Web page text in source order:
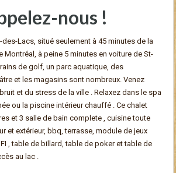
nous !
Lacs, situé seulement à 45 minutes de la
Montréal, à peine 5 minutes en voiture de St-
de golf, un parc aquatique, des
et les magasins sont nombreux. Venez
et du stress de la ville . Relaxez dans le spa
ou la piscine intérieur chauffé . Ce chalet
et 3 salle de bain complete , cuisine toute
et extérieur, bbq, terrasse, module de jeux
, table de billard, table de poker et table de
au lac .